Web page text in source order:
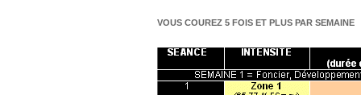
VOUS COUREZ 5 FOIS ET PLUS PAR SEMAINE